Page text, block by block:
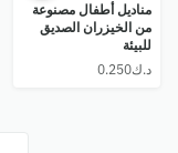
مناديل أطفال مصنوعة
من الخيزران الصديق
للبيئة